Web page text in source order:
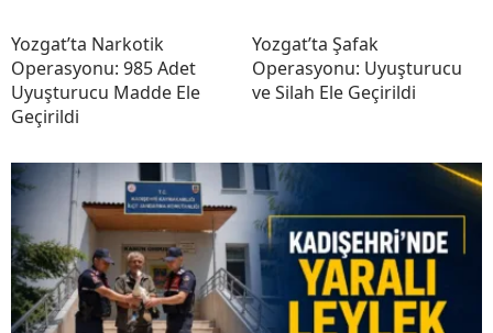
Yozgat’ta Narkotik
Operasyonu: 985 Adet
Uyuşturucu Madde Ele
Geçirildi
Yozgat’ta Şafak
Operasyonu: Uyuşturucu
ve Silah Ele Geçirildi